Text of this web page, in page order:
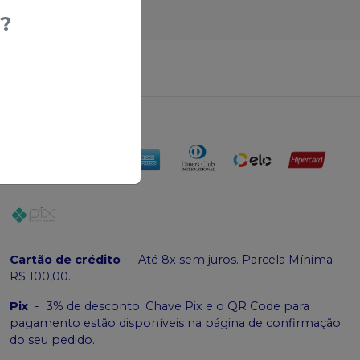
Cartão de crédito - Até 8x sem juros. Parcela Mínima
R$ 100,00.
Pix - 3% de desconto. Chave Pix e o QR Code para
pagamento estão disponíveis na página de confirmação
do seu pedido.